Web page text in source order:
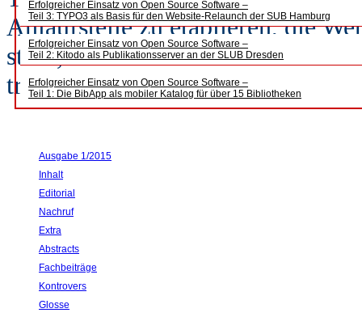
Erfolgreicher Einsatz von Open Source Software –
Teil 3: TYPO3 als Basis für den Website-Relaunch der SUB Hamburg
Erfolgreicher Einsatz von Open Source Software –
Teil 2: Kitodo als Publikationsserver an der SLUB Dresden
Erfolgreicher Einsatz von Open Source Software –
Teil 1: Die BibApp als mobiler Katalog für über 15 Bibliotheken
Ausgabe 1/2015
Inhalt
Editorial
Nachruf
Extra
Abstracts
Fachbeiträge
Kontrovers
Glosse
Anlaufstelle zu etablieren, die
stellt, für ihre
trifft und die Nutzer schult“.